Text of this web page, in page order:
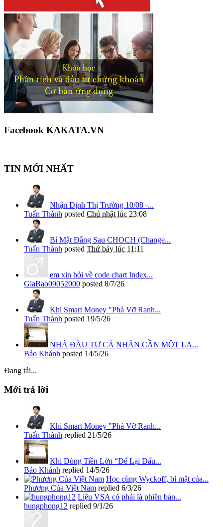
Facebook KAKATA.VN
TIN MỚI NHẤT
Nhận Định Thị Trường 10/08 -...
Tuấn Thành posted Chủ nhật lúc 23:08
Bí Mật Đằng Sau CHOCH (Change...
Tuấn Thành posted Thứ bảy lúc 11:11
em xin hỏi về code chart Index...
GiaBao09052000 posted 8/7/26
Khi Smart Money "Phá Vỡ Ranh...
Tuấn Thành posted 19/5/26
NHÀ ĐẦU TƯ CÁ NHÂN CẦN MỘT LA...
Bảo Khánh posted 14/5/26
Đang tải...
Mới trả lời
Khi Smart Money "Phá Vỡ Ranh...
Tuấn Thành replied 21/5/26
Khi Dòng Tiền Lớn “Để Lại Dấu...
Bảo Khánh replied 14/5/26
Học cùng Wyckoff, bí mật của...
Phương Của Việt Nam replied 6/3/26
Liệu VSA có phải là phiên bản...
hungphong12 replied 9/1/26